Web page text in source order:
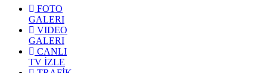
FOTO
GALERI
VIDEO
GALERI
CANLI
TV İZLE